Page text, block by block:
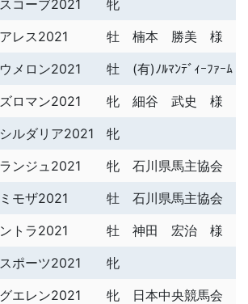
コーブ2021
牝
レス2021 牡
楠本 勝美 様
メロン2021 牡
(有)ﾉﾙﾏﾝﾃﾞｨｰﾌｧｰﾑ
ロマン2021 牝
細谷 武史 様
ルダリア2021
牝
ンジュ2021 牝
石川県馬主協会 様
モザ2021 牡
石川県馬主協会 様
トラ2021 牡
神田 宏治 様
ポーツ2021
牝
エレン2021 牝
日本中央競馬会 様